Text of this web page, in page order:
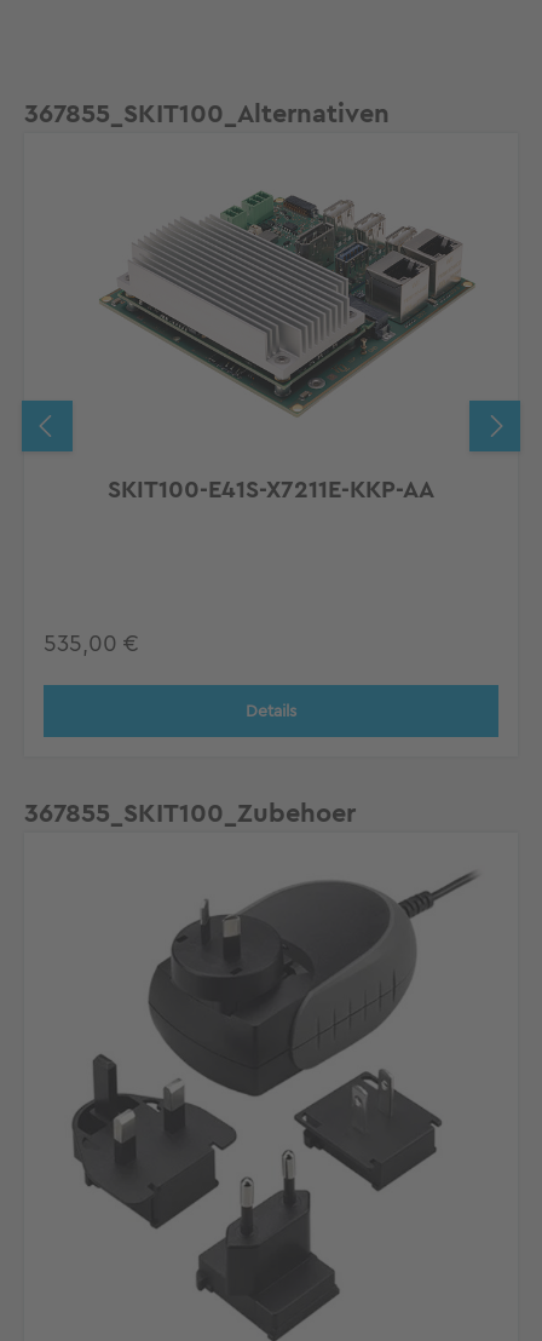
Produktgalerie überspringen
367855_SKIT100_Alternativen
SKIT100-E41S-X7211E-KKP-AA
Regulärer Preis:
535,00 €
Details
Produktgalerie überspringen
367855_SKIT100_Zubehoer